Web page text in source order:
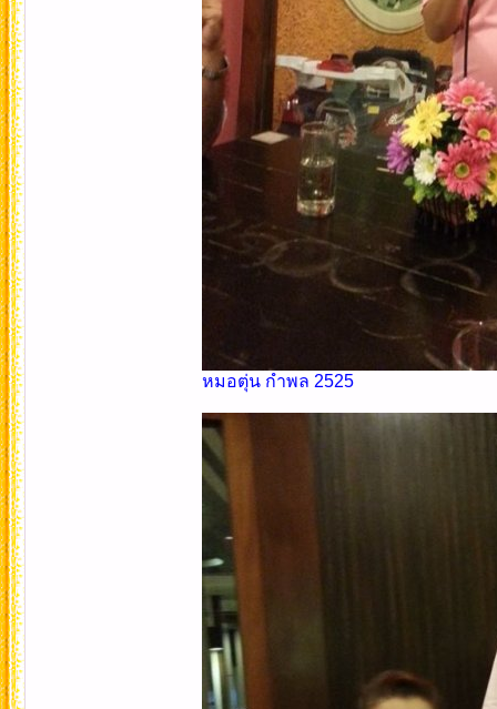
หมอตุ่น กำพล 2525